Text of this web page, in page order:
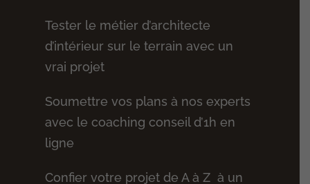
Tester le métier d’architecte
d’intérieur sur le terrain avec un
vrai projet
Soumettre vos plans à nos experts
avec le coaching conseil d’1h en
ligne
Confier votre projet de A à Z à un